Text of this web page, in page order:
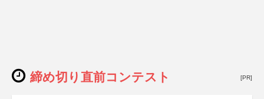
締め切り直前コンテスト [PR]